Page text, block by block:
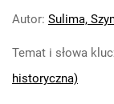
Autor: Sulima,
Temat i słowa
historyczna)